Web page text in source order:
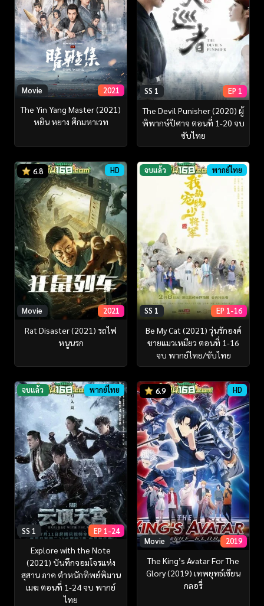
Movie 2021
The Yin Yang Master (2021)
หยิน หยาง ศึกมหาเวท
SS 1 EP 1
The Devil Punisher (2020) ผู้
พิพากษ์ปีศาจ ตอนที่ 1-20 จบ
ซับไทย
6.8 HD
Movie 2021
Rat Disaster (2021) รถไฟ
หนูนรก
จบแล้ว พากย์ไทย
SS 1 EP 1-16
Be My Cat (2021) วุ่นรักองค์
ชายแมวเหมียว ตอนที่ 1-16
จบ พากย์ไทย/ซับไทย
จบแล้ว พากย์ไทย
SS 1 EP 1-24
Explore with the Note
(2021) บันทึกจอมโจรแห่ง
สุสาน ภาค ตำหนักทิพย์พิมาน
เมฆ ตอนที่ 1-24 จบ พากย์
ไทย
6.9 HD
Movie 2019
The King’s Avatar For The
Glory (2019) เทพยุทธ์เซียน
กลอรี่